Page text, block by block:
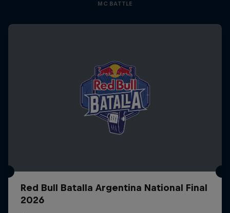
MC BATTLE
Red Bull Batalla Argentina National Final
2026